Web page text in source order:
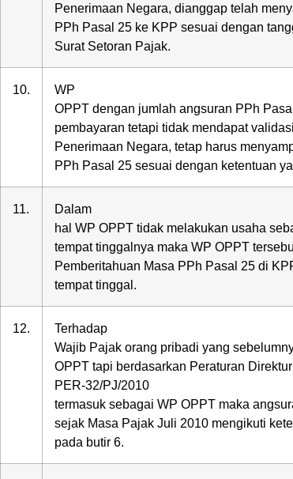
Penerimaan Negara, dianggap telah
PPh Pasal 25 ke KPP sesuai dengan
Surat Setoran Pajak.
10.
WP
OPPT dengan jumlah angsuran PPh
pembayaran tetapi tidak mendapat
Penerimaan Negara, tetap harus
PPh Pasal 25 sesuai dengan ketentuan
11.
Dalam
hal WP OPPT tidak melakukan usaha
tempat tinggalnya maka WP OPPT
Pemberitahuan Masa PPh Pasal 25 di
tempat tinggal.
12.
Terhadap
Wajib Pajak orang pribadi yang
OPPT tapi berdasarkan Peraturan
PER-32/PJ/2010
termasuk sebagai WP OPPT maka
sejak Masa Pajak Juli 2010 mengikuti
pada butir 6.